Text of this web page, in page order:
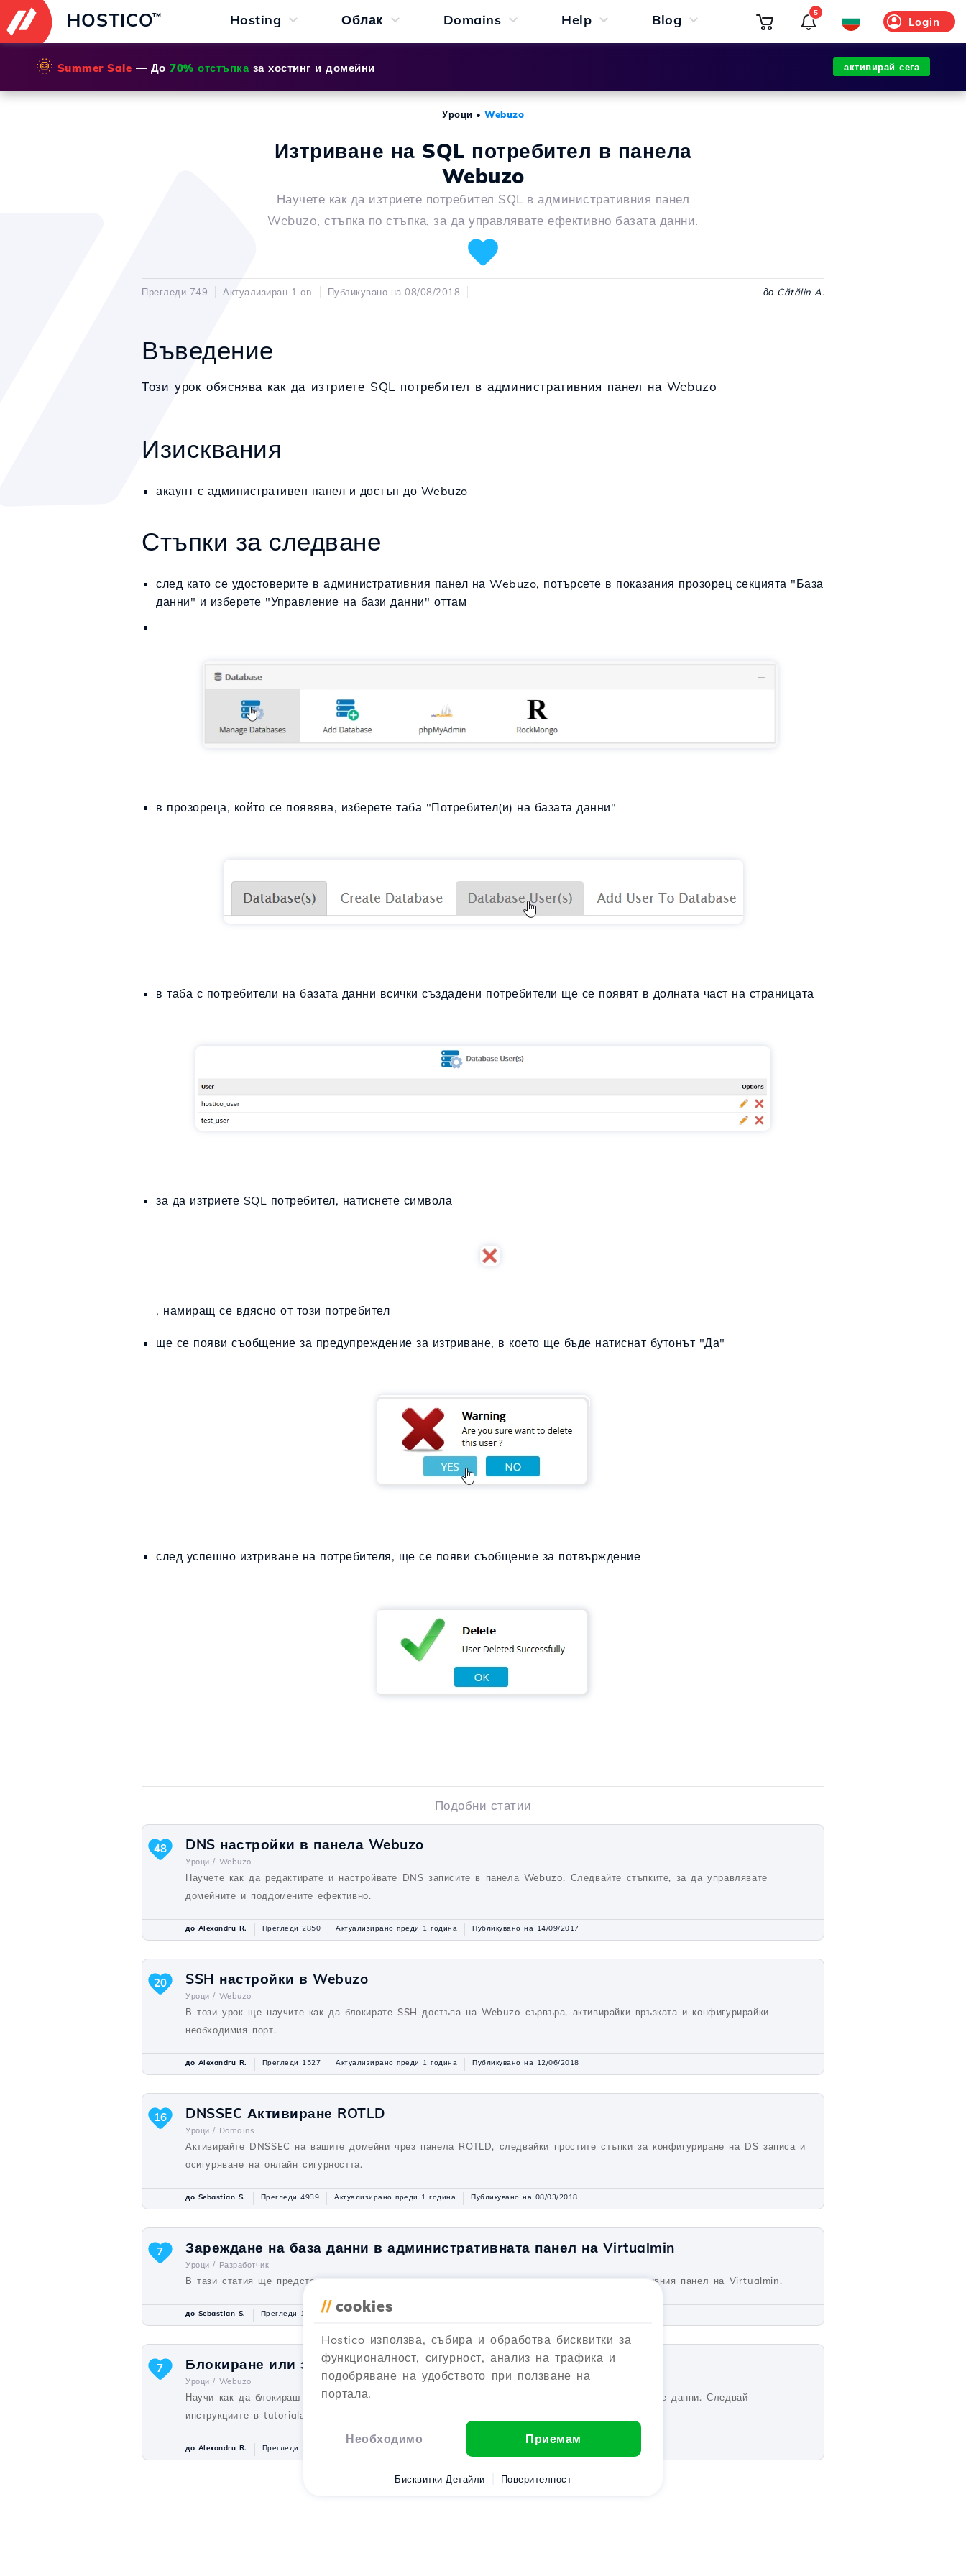
HOSTICO™ Hosting Облак Domains Help Blog Login
5
🌞 Summer Sale — До 70% отстъпказа хостинг и домейни активирай сега
Уроци • Webuzo
Изтриване на SQL потребител в панела
Webuzo
Научете как да изтриете потребител SQL в административния панел
Webuzo, стъпка по стъпка, за да управлявате ефективно базата данни.
Прегледи 749 Актуализиран 1 an Публикувано на 08/08/2018 до Cătălin A.
Въведение
Този урок обяснява как да изтриете SQL потребител в административния панел на Webuzo
Изисквания
акаунт с административен панел и достъп до Webuzo
Стъпки за следване
след като се удостоверите в административния панел на Webuzo, потърсете в показания прозорец секцията "База
данни" и изберете "Управление на бази данни" оттам
в прозореца, който се появява, изберете таба "Потребител(и) на базата данни"
в таба с потребители на базата данни всички създадени потребители ще се появят в долната част на страницата
за да изтриете SQL потребител, натиснете символа
, намиращ се вдясно от този потребител
ще се появи съобщение за предупреждение за изтриване, в което ще бъде натиснат бутонът "Да"
след успешно изтриване на потребителя, ще се появи съобщение за потвърждение
Подобни статии
DNS настройки в панела Webuzo
Уроци / Webuzo
Научете как да редактирате и настройвате DNS записите в панела Webuzo. Следвайте стъпките, за да управлявате
домейните и поддомените ефективно.
48
до Alexandru R. Прегледи 2850 Актуализирано преди 1 година Публикувано на 14/09/2017
SSH настройки в Webuzo
Уроци / Webuzo
В този урок ще научите как да блокирате SSH достъпа на Webuzo сървъра, активирайки връзката и конфигурирайки
необходимия порт.
20
до Alexandru R. Прегледи 1527 Актуализирано преди 1 година Публикувано на 12/06/2018
DNSSEC Активиране ROTLD
Уроци / Domains
Активирайте DNSSEC на вашите домейни чрез панела ROTLD, следвайки простите стъпки за конфигуриране на DS записа и
осигуряване на онлайн сигурността.
16
до Sebastian S. Прегледи 4939 Актуализирано преди 1 година Публикувано на 08/03/2018
Зареждане на база данни в административната панел на Virtualmin
Уроци / Разработчик
В тази статия ще представим необходимите стъпки за качване на база данни в административния панел на Virtualmin.
7
до Sebastian S. Прегледи 1330 Актуализирано преди 1 година
Блокиране или защита с парола на директория в Webuzo
Уроци / Webuzo
Научи как да блокираш или да паролиш дирекция в Webuzo, със стъпки за сигурност на твоите данни. Следвай
инструкциите в tutorialа!
7
до Alexandru R. Прегледи 1154 Актуализирано преди 1 година Публикувано на 12/06/2018
// cookies
Hostico използва, събира и обработва бисквитки за
функционалност, сигурност, анализ на трафика и
подобряване на удобството при ползване на
портала.
Необходимо Приемам
Бисквитки Детайли Поверителност